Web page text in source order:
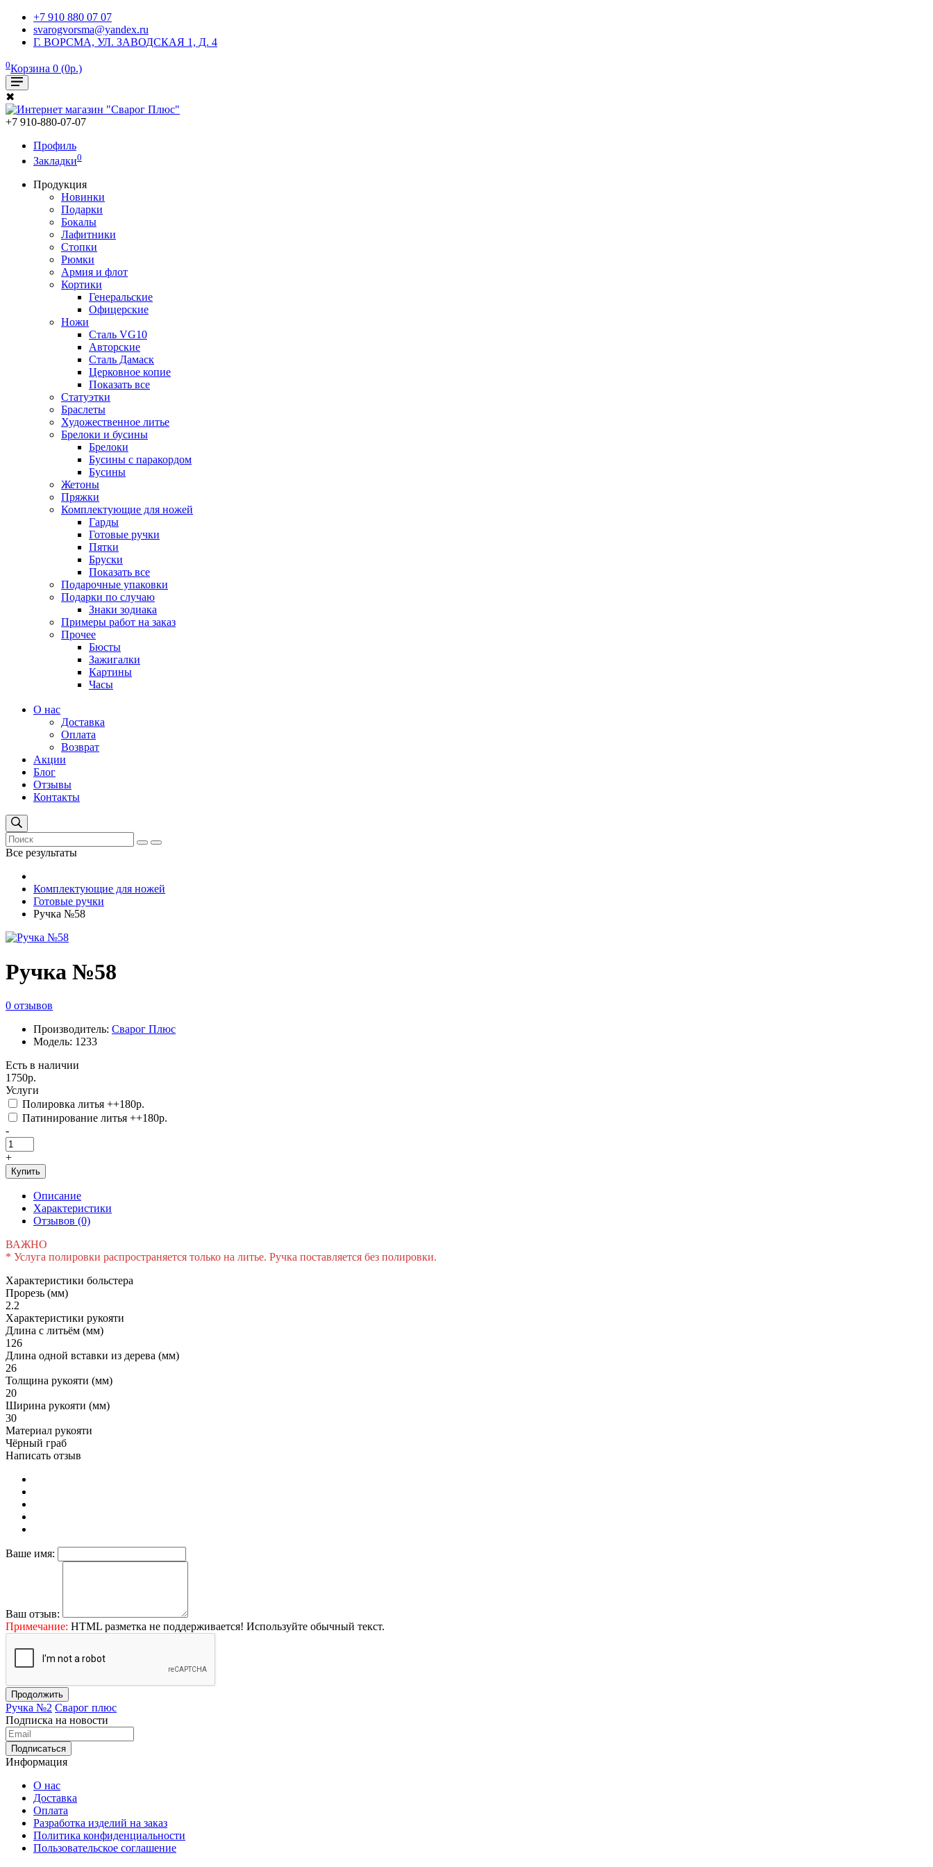
+7 910 880 07 07
svarogvorsma@yandex.ru
Г. ВОРСМА, УЛ. ЗАВОДСКАЯ 1, Д. 4
0Корзина 0 (0р.)
✖
+7 910-880-07-07
Профиль
Закладки0
Продукция
Новинки
Подарки
Бокалы
Лафитники
Стопки
Рюмки
Армия и флот
Кортики
Генеральские
Офицерские
Ножи
Сталь VG10
Авторские
Сталь Дамаск
Церковное копие
Показать все
Статуэтки
Браслеты
Художественное литье
Брелоки и бусины
Брелоки
Бусины с паракордом
Бусины
Жетоны
Пряжки
Комплектующие для ножей
Гарды
Готовые ручки
Пятки
Бруски
Показать все
Подарочные упаковки
Подарки по случаю
Знаки зодиака
Примеры работ на заказ
Прочее
Бюсты
Зажигалки
Картины
Часы
О нас
Доставка
Оплата
Возврат
Акции
Блог
Отзывы
Контакты
Все результаты
Комплектующие для ножей
Готовые ручки
Ручка №58
Ручка №58
0 отзывов
Производитель: Сварог Плюс
Модель: 1233
Есть в наличии
1750р.
Услуги
Полировка литья ++180р.
Патинирование литья ++180р.
-
+
Купить
Описание
Характеристики
Отзывов (0)
ВАЖНО
* Услуга полировки распространяется только на литье. Ручка поставляется без полировки.
Характеристики больстера
Прорезь (мм)
2.2
Характеристики рукояти
Длина с литьём (мм)
126
Длина одной вставки из дерева (мм)
26
Толщина рукояти (мм)
20
Ширина рукояти (мм)
30
Материал рукояти
Чёрный граб
Написать отзыв
Ваше имя:
Ваш отзыв:
Примечание: HTML разметка не поддерживается! Используйте обычный текст.
Продолжить
Ручка №2 Сварог плюс
Подписка на новости
Информация
О нас
Доставка
Оплата
Разработка изделий на заказ
Политика конфиденциальности
Пользовательское соглашение